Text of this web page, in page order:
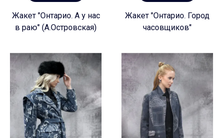
Жакет "Онтарио. А у нас
в раю" (А.Островская)
Жакет "Онтарио. Город
часовщиков"